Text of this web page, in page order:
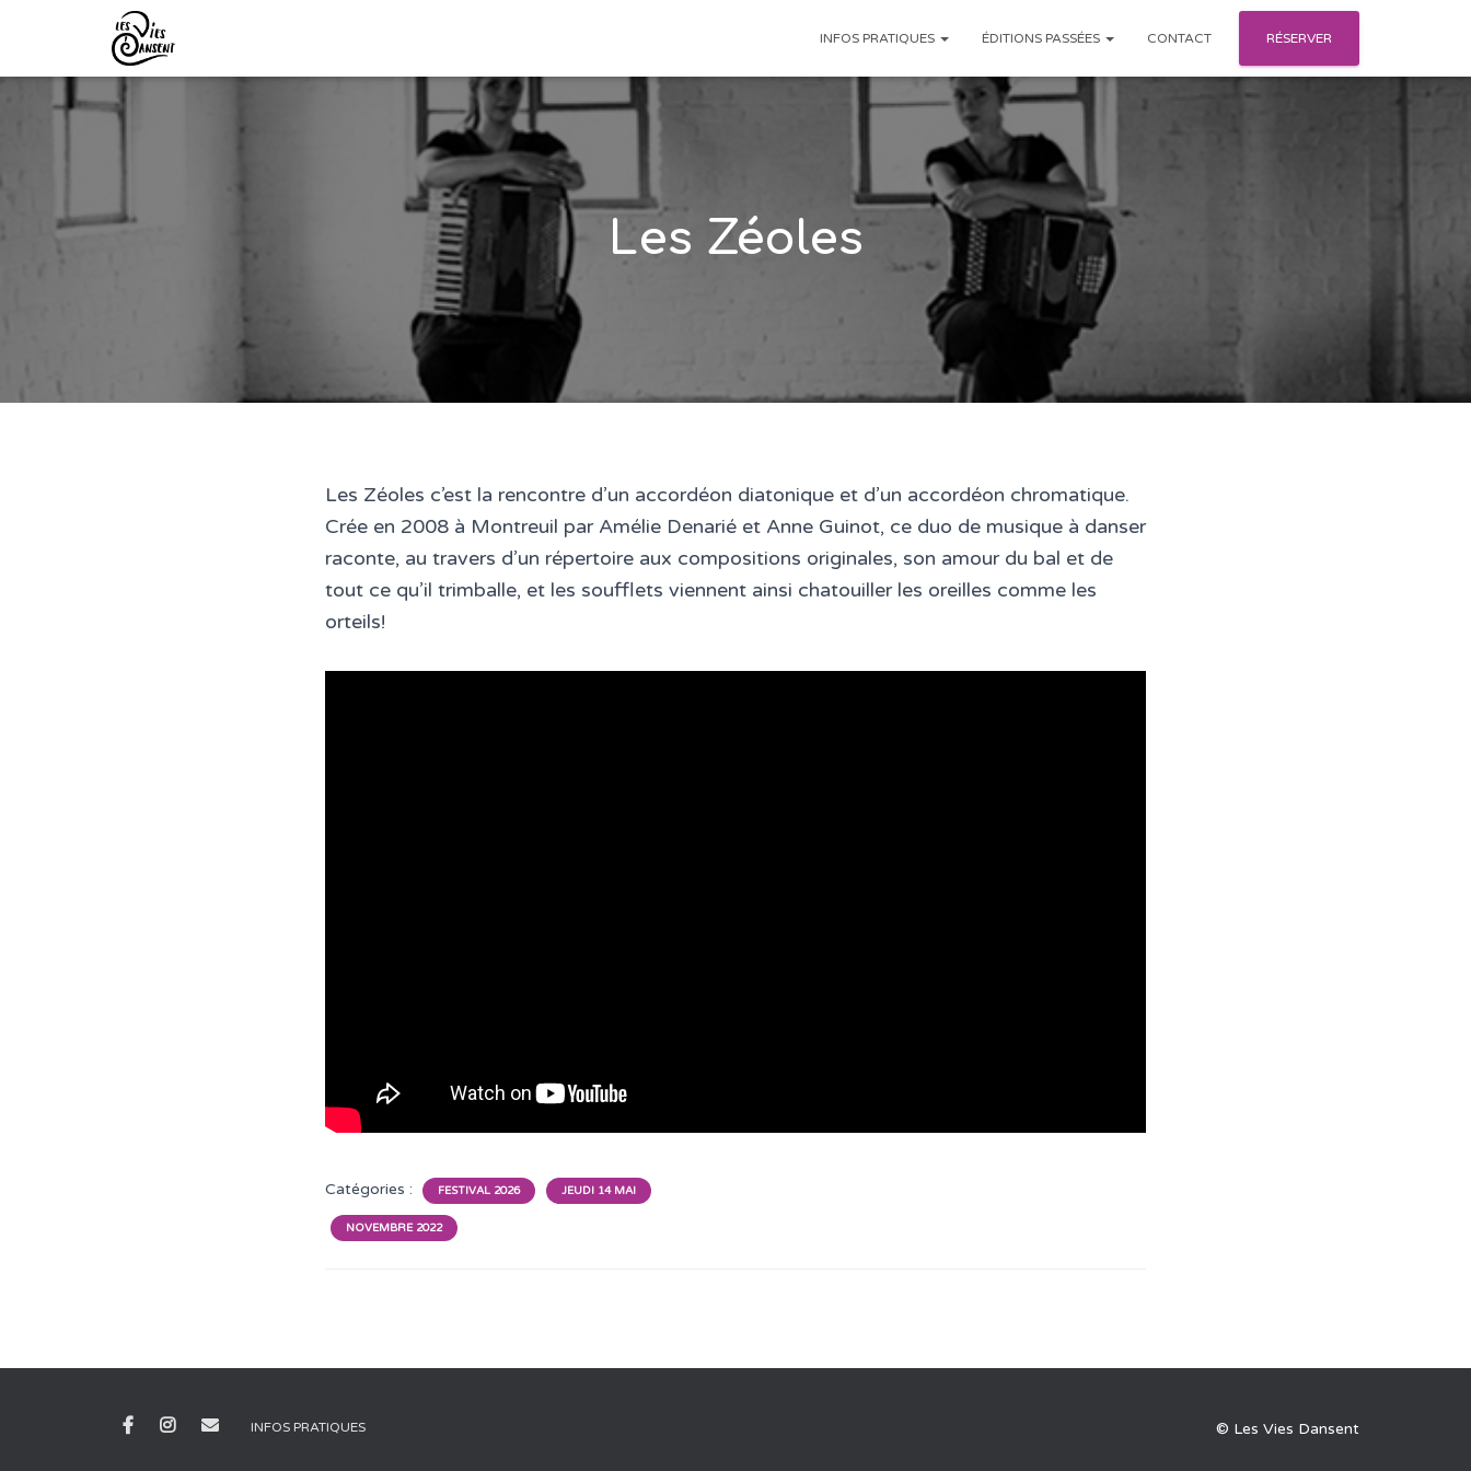
INFOS PRATIQUES ÉDITIONS PASSÉES CONTACT RÉSERVER
Les Zéoles
Les Zéoles c’est la rencontre d’un accordéon diatonique et d’un accordéon chromatique.
Crée en 2008 à Montreuil par Amélie Denarié et Anne Guinot, ce duo de musique à danser
raconte, au travers d’un répertoire aux compositions originales, son amour du bal et de
tout ce qu’il trimballe, et les soufflets viennent ainsi chatouiller les oreilles comme les
orteils!
Catégories : FESTIVAL 2026 JEUDI 14 MAI
NOVEMBRE 2022
INFOS PRATIQUES © Les Vies Dansent